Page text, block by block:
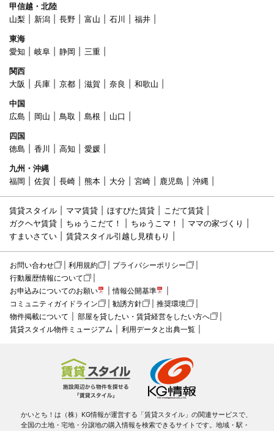
甲信越・北陸
山梨
新潟 長野 富山 石川
福井
東海
愛知
岐阜 静岡
三重
関西
大阪
兵庫 京都 滋賀 奈良
和歌山
中国
広島
岡山 鳥取 島根
山口
四国
徳島
香川 高知
愛媛
九州・沖縄
福岡
佐賀 長崎 熊本 大分 宮崎 鹿児島 沖縄
賃貸スタイル ママ賃貸 ほすぴた賃貸
こだて賃貸
ガクヘヤ賃貸
ちゅうこだて！ ちゅうこマ！
ママの家づくり
すまいさてい
賃貸スタイル引越し見積もり
お問い合わせ 利用規約
プライバシーポリシー
行動履歴情報について
お申込みについてのお願い
情報公開基準
コミュニティガイドライン
勧誘方針
推奨環境
物件掲載について
部屋を貸したい・賃貸経営をしたい方へ
賃貸スタイル物件ミュージアム
利用データと出典一覧
かいとち！は（株）KG情報が運営する「賃貸スタイル」の関連サービスで、
全国の土地・宅地・分譲地の購入情報を検索できるサイトです。地域・駅・